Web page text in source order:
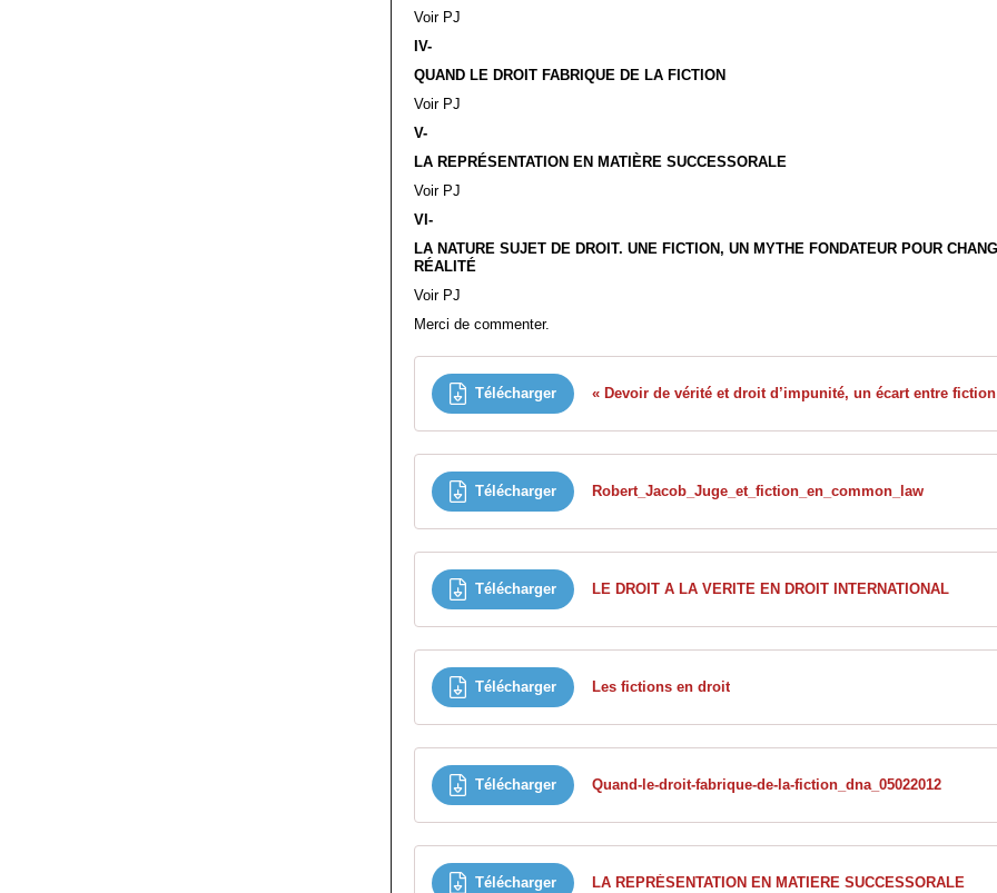
Voir PJ
IV-
QUAND LE DROIT FABRIQUE DE LA FICTION
Voir PJ
V-
LA REPRÉSENTATION EN MATIÈRE SUCCESSORALE
Voir PJ
VI-
LA NATURE SUJET DE DROIT. UNE FICTION, UN MYTHE FONDATEUR POUR
RÉALITÉ
Voir PJ
Merci de commenter.
Télécharger
Télécharger Robert_Jacob_Juge_et_fiction_en_common_law
Télécharger LE DROIT A LA VERITE EN DROIT INTERNATIONAL
Télécharger Les fictions en droit
Télécharger Quand-le-droit-fabrique-de-la-fiction_dna_05022012
Télécharger LA REPRÉSENTATION EN MATIERE SUCCESSORALE